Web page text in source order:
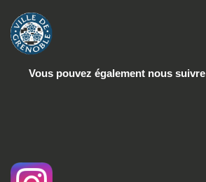
Vous pouvez également nous suivre